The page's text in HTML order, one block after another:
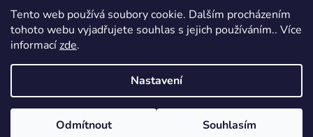
Tento web používá soubory cookie. Dalším procházením
tohoto webu vyjadřujete souhlas s jejich používáním.. Více
informacízde.
Nastavení
Odmítnout Souhlasím
ODEBÍRAT
Vytvořil Shoptet&PekneWeby
Copyright 2026
. Všechna práva